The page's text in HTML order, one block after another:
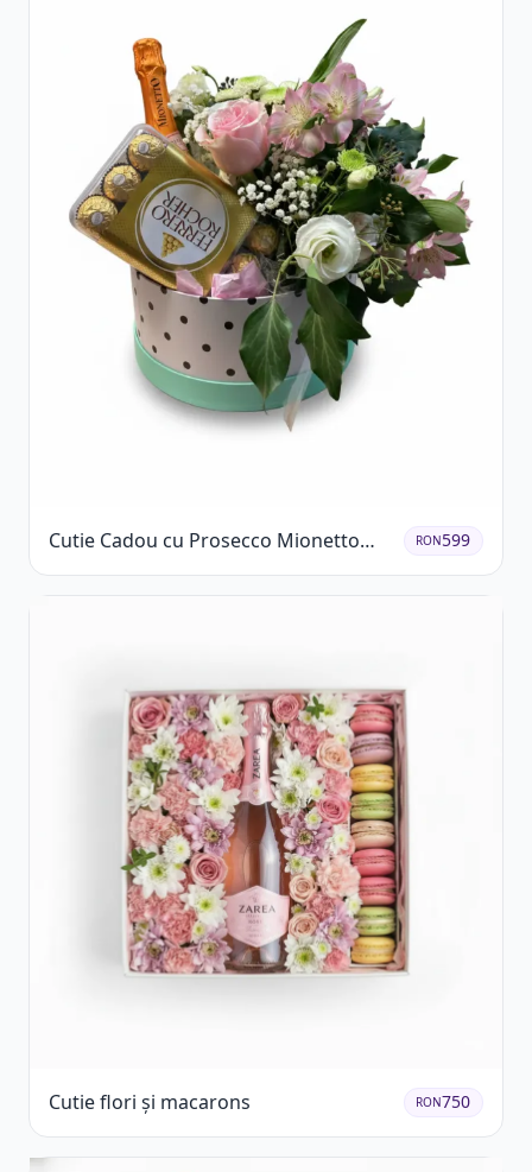
Cutie Cadou cu Prosecco Mionetto
Ferrero Rocher și Flori Pastelate
RON599
Cutie flori și macarons RON750